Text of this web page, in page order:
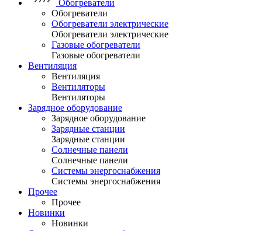
Обогреватели
Обогреватели
Обогреватели электрические
Обогреватели электрические
Газовые обогреватели
Газовые обогреватели
Вентиляция
Вентиляция
Вентиляторы
Вентиляторы
Зарядное оборудование
Зарядное оборудование
Зарядные станции
Зарядные станции
Солнечные панели
Солнечные панели
Системы энергоснабжения
Системы энергоснабжения
Прочее
Прочее
Новинки
Новинки